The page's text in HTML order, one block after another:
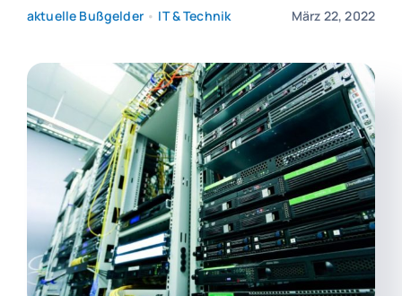
aktuelle Bußgelder• IT & Technik März 22, 2022